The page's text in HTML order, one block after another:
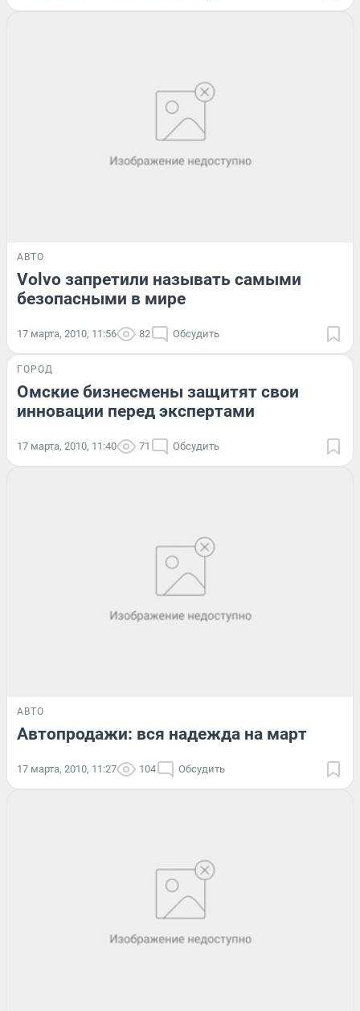
АВТО
Volvo запретили называть самыми
безопасными в мире
17 марта, 2010, 11:56 82 Обсудить
ГОРОД
Омские бизнесмены защитят свои
инновации перед экспертами
17 марта, 2010, 11:40 71 Обсудить
АВТО
Автопродажи: вся надежда на март
17 марта, 2010, 11:27 104 Обсудить